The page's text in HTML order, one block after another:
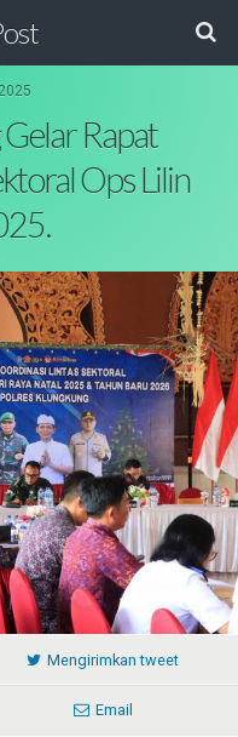
Rapat
Ops Lilin
Mengirimkan tweet
Email